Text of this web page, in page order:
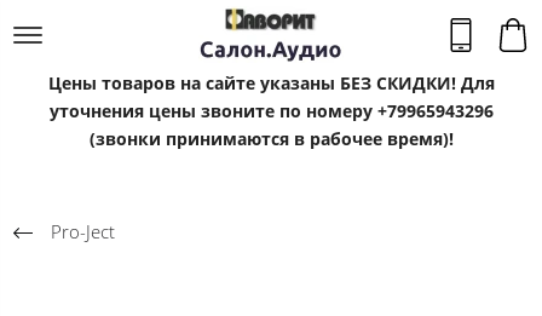
Цены товаров на сайте указаны БЕЗ СКИДКИ! Для
уточнения цены звоните по номеру +79965943296
(звонки принимаются в рабочее время)!
Pro-Ject